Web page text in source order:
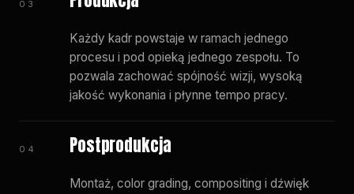
03
Każdy kadr powstaje w ramach jednego
procesu i pod opieką jednego zespołu. To
pozwala zachować spójność wizji, wysoką
jakość wykonania i płynne tempo pracy.
04 Postprodukcja
Montaż, color grading, compositing i dźwięk